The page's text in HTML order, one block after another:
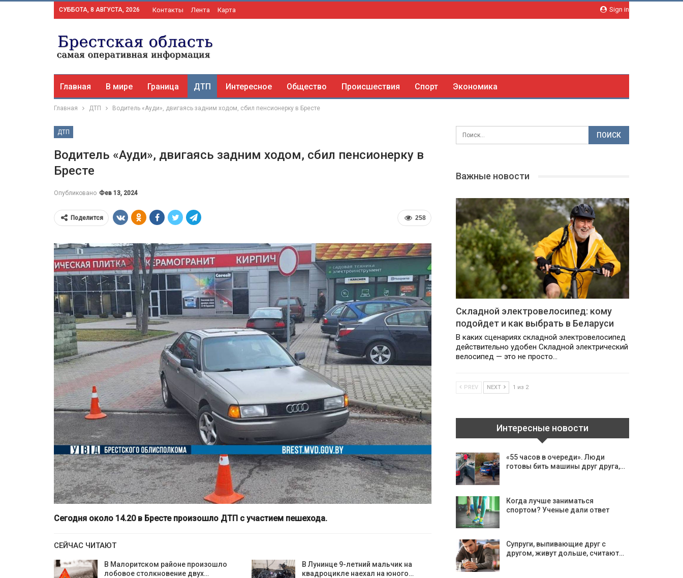
Sign in
СУББОТА, 8 АВГУСТА, 2026 Контакты Лента Карта
Главная В мире Граница ДТП Интересное Общество Происшествия Спорт Экономика
Главная ДТП Водитель «Ауди», двигаясь задним ходом, сбил пенсионерку в Бресте
ДТП
Водитель «Ауди», двигаясь задним ходом, сбил пенсионерку в
Бресте
Опубликовано Фев 13, 2024
258
Поделится
Сегодня около 14.20 в Бресте произошло ДТП с участием пешехода.
СЕЙЧАС ЧИТАЮТ
В Малоритском районе произошло
лобовое столкновение двух…
В Лунинце 9-летний мальчик на
квадроцикле наехал на юного…
Важные новости
Складной электровелосипед: кому
подойдет и как выбрать в Беларуси
В каких сценариях складной электровелосипед
действительно удобен Складной электрический
велосипед — это не просто…
PREV NEXT 1 из 2
Интересные новости
«55 часов в очереди». Люди
готовы бить машины друг друга,…
Когда лучше заниматься
спортом? Ученые дали ответ
Супруги, выпивающие друг с
другом, живут дольше, считают…